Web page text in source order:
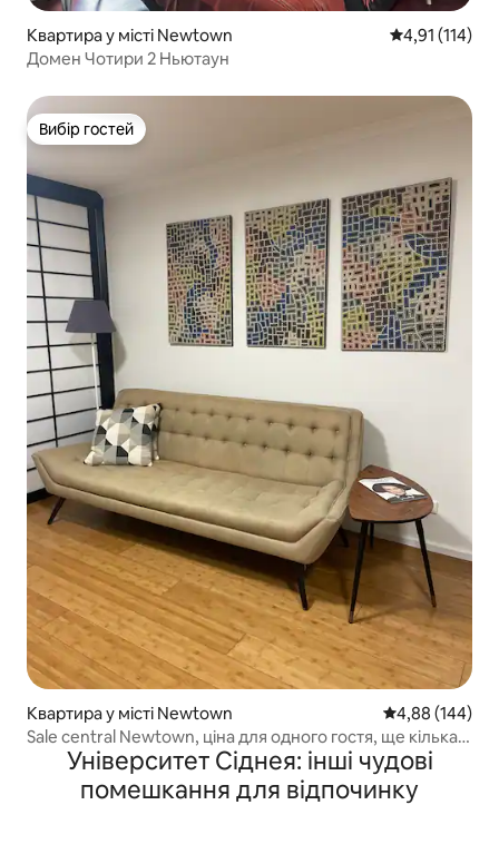
Квартира у місті Newtown Середня
4,91 (114)
Домен Чотири 2 Ньютаун
Вибір гостей
Вибір гостей
Квартира у місті Newtown Середня
4,88 (144)
Sale central Newtown, ціна для одного гостя, ще кілька
доларів за 2 особи
Університет Сіднея: інші чудові
помешкання для відпочинку